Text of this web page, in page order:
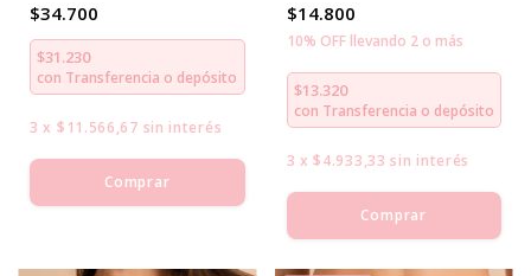
$34.700
$31.230
con Transferencia o depósito
3 x $11.566,67 sin interés
Comprar
$14.800
10% OFF llevando 2 o más
$13.320
con Transferencia o depósito
3 x$4.933,33 sin interés
Comprar